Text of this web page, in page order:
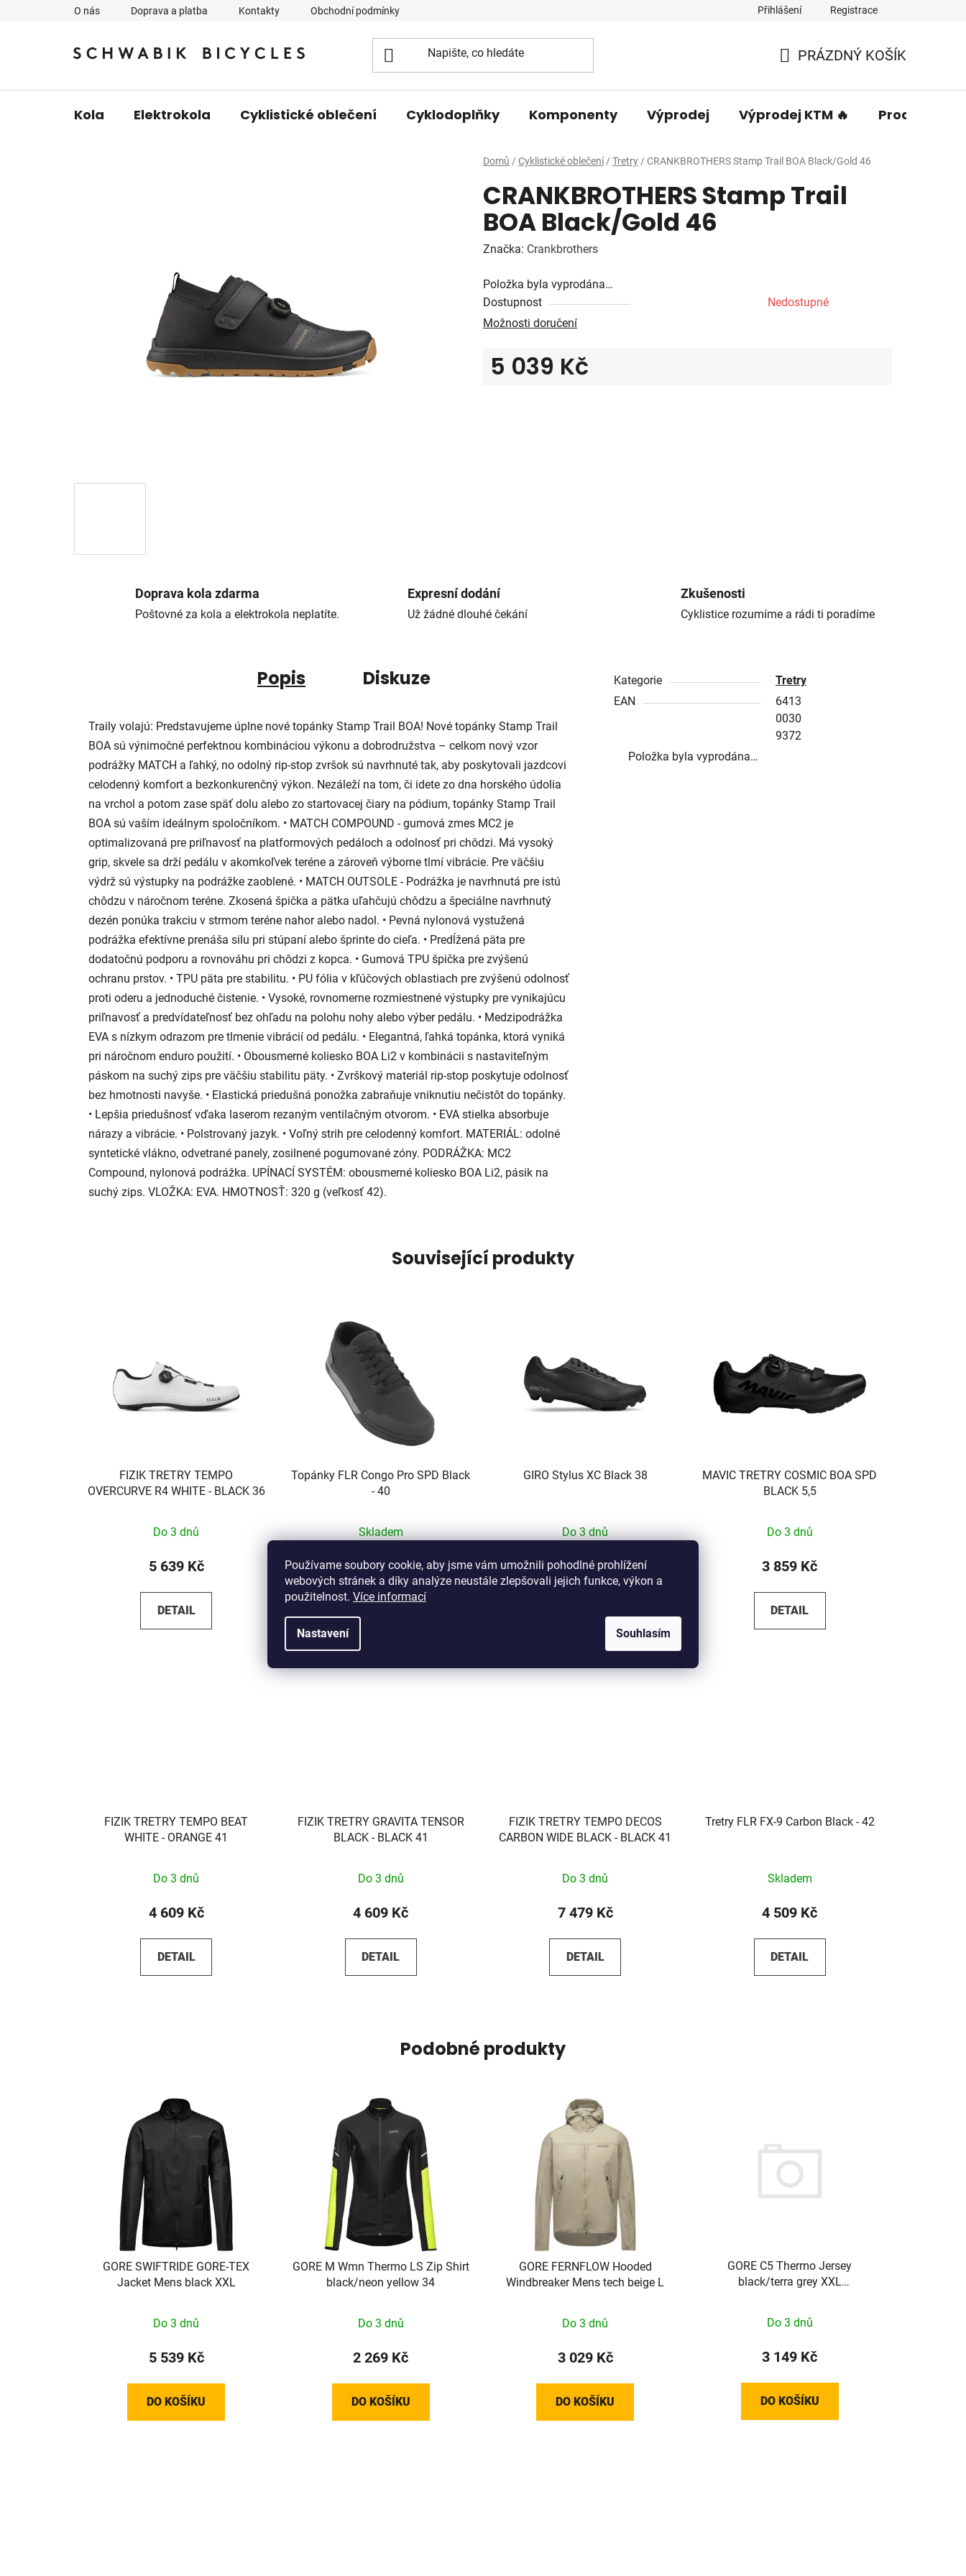
Používame soubory cookie, aby jsme vám umožnili pohodlné prohlížení
webových stránek a díky analýze neustále zlepšovali jejich funkce, výkon a
použitelnost. Více informací
Nastavení Souhlasím
O nás Doprava a platba Kontakty Obchodní podmínky Přihlášení Registrace
KOŠÍK
PRÁZDNÝ KOŠÍK
Kola Elektrokola Cyklistické oblečení Cyklodoplňky Komponenty Výprodej Výprodej KTM 🔥 Prodávané
Domů / Cyklistické oblečení / Tretry / CRANKBROTHERS Stamp Trail BOA Black/Gold 46
CRANKBROTHERS Stamp Trail
BOA Black/Gold 46
Značka: Crankbrothers
Položka byla vyprodána…
Dostupnost
Nedostupné
Možnosti doručení
5 039 Kč
Doprava kola zdarma
Poštovné za kola a elektrokola neplatíte.
Expresní dodání
Už žádné dlouhé čekání
Zkušenosti
Cyklistice rozumíme a rádi ti poradíme
Popis Diskuze
Traily volajú: Predstavujeme úplne nové topánky Stamp Trail BOA! Nové topánky Stamp Trail
BOA sú výnimočné perfektnou kombináciou výkonu a dobrodružstva – celkom nový vzor
podrážky MATCH a ľahký, no odolný rip-stop zvršok sú navrhnuté tak, aby poskytovali jazdcovi
celodenný komfort a bezkonkurenčný výkon. Nezáleží na tom, či idete zo dna horského údolia
na vrchol a potom zase späť dolu alebo zo startovacej čiary na pódium, topánky Stamp Trail
BOA sú vaším ideálnym spoločníkom. • MATCH COMPOUND - gumová zmes MC2 je
optimalizovaná pre priľnavosť na platformových pedáloch a odolnosť pri chôdzi. Má vysoký
grip, skvele sa drží pedálu v akomkoľvek teréne a zároveň výborne tlmí vibrácie. Pre väčšiu
výdrž sú výstupky na podrážke zaoblené. • MATCH OUTSOLE - Podrážka je navrhnutá pre istú
chôdzu v náročnom teréne. Zkosená špička a pätka uľahčujú chôdzu a špeciálne navrhnutý
dezén ponúka trakciu v strmom teréne nahor alebo nadol. • Pevná nylonová vystužená
podrážka efektívne prenáša silu pri stúpaní alebo šprinte do cieľa. • Predĺžená päta pre
dodatočnú podporu a rovnováhu pri chôdzi z kopca. • Gumová TPU špička pre zvýšenú
ochranu prstov. • TPU päta pre stabilitu. • PU fólia v kľúčových oblastiach pre zvýšenú odolnosť
proti oderu a jednoduché čistenie. • Vysoké, rovnomerne rozmiestnené výstupky pre vynikajúcu
priľnavosť a predvídateľnosť bez ohľadu na polohu nohy alebo výber pedálu. • Medzipodrážka
EVA s nízkym odrazom pre tlmenie vibrácií od pedálu. • Elegantná, ľahká topánka, ktorá vyniká
pri náročnom enduro použití. • Obousmerné koliesko BOA Li2 v kombinácii s nastaviteľným
páskom na suchý zips pre väčšiu stabilitu päty. • Zvrškový materiál rip-stop poskytuje odolnosť
bez hmotnosti navyše. • Elastická priedušná ponožka zabraňuje vniknutiu nečistôt do topánky.
• Lepšia priedušnosť vďaka laserom rezaným ventilačným otvorom. • EVA stielka absorbuje
nárazy a vibrácie. • Polstrovaný jazyk. • Voľný strih pre celodenný komfort. MATERIÁL: odolné
syntetické vlákno, odvetrané panely, zosilnené pogumované zóny. PODRÁŽKA: MC2
Compound, nylonová podrážka. UPÍNACÍ SYSTÉM: obousmerné koliesko BOA Li2, pásik na
suchý zips. VLOŽKA: EVA. HMOTNOSŤ: 320 g (veľkosť 42).
Kategorie
Tretry
EAN
6413
0030
9372
Položka byla vyprodána…
Související produkty
FIZIK TRETRY TEMPO
OVERCURVE R4 WHITE - BLACK 36
Do 3 dnů
5 639 Kč
DETAIL
Topánky FLR Congo Pro SPD Black
- 40
Skladem
2 219 Kč
GIRO Stylus XC Black 38
Do 3 dnů
3 029 Kč
MAVIC TRETRY COSMIC BOA SPD
BLACK 5,5
Do 3 dnů
3 859 Kč
DETAIL
FIZIK TRETRY TEMPO BEAT
WHITE - ORANGE 41
Do 3 dnů
4 609 Kč
DETAIL
FIZIK TRETRY GRAVITA TENSOR
BLACK - BLACK 41
Do 3 dnů
4 609 Kč
DETAIL
FIZIK TRETRY TEMPO DECOS
CARBON WIDE BLACK - BLACK 41
Do 3 dnů
7 479 Kč
DETAIL
Tretry FLR FX-9 Carbon Black - 42
Skladem
4 509 Kč
DETAIL
Podobné produkty
GORE SWIFTRIDE GORE-TEX
Jacket Mens black XXL
Do 3 dnů
5 539 Kč
DO KOŠÍKU
GORE M Wmn Thermo LS Zip Shirt
black/neon yellow 34
Do 3 dnů
2 269 Kč
DO KOŠÍKU
GORE FERNFLOW Hooded
Windbreaker Mens tech beige L
Do 3 dnů
3 029 Kč
DO KOŠÍKU
GORE C5 Thermo Jersey
black/terra grey XXL
Do 3 dnů
3 149 Kč
DO KOŠÍKU